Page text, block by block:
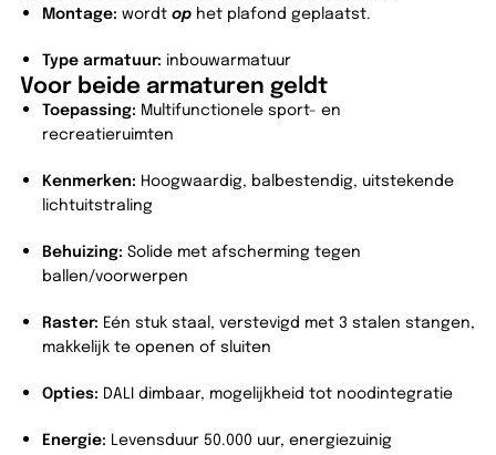
Montage: wordt op het plafond geplaatst.
Type armatuur: inbouwarmatuur
Voor beide armaturen geldt
Toepassing: Multifunctionele sport- en
recreatieruimten
Kenmerken: Hoogwaardig, balbestendig, uitstekende
lichtuitstraling
Behuizing: Solide met afscherming tegen
ballen/voorwerpen
Raster: Eén stuk staal, verstevigd met 3 stalen stangen,
makkelijk te openen of sluiten
Opties: DALI dimbaar, mogelijkheid tot noodintegratie
Energie: Levensduur 50.000 uur, energiezuinig